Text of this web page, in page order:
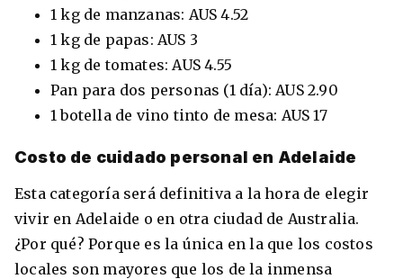
1 kg de manzanas: AUS 4.52
1 kg de papas: AUS 3
1 kg de tomates: AUS 4.55
Pan para dos personas (1 día): AUS 2.90
1 botella de vino tinto de mesa: AUS 17
Costo de cuidado personal en Adelaide
Esta categoría será definitiva a la hora de elegir
vivir en Adelaide o en otra ciudad de Australia.
¿Por qué? Porque es la única en la que los costos
locales son mayores que los de la inmensa